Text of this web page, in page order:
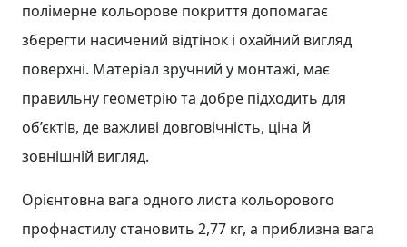
полімерне кольорове покриття допомагає
зберегти насичений відтінок і охайний вигляд
поверхні. Матеріал зручний у монтажі, має
правильну геометрію та добре підходить для
об’єктів, де важливі довговічність, ціна й
зовнішній вигляд.
Орієнтовна вага одного листа кольорового
профнастилу становить 2,77 кг, а приблизна вага